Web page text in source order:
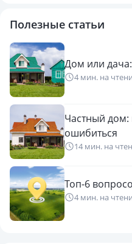
Полезные статьи
Дом или
4 мин. на
Частный дом:
ошибиться
14 мин. на
Топ-6
4 мин. на